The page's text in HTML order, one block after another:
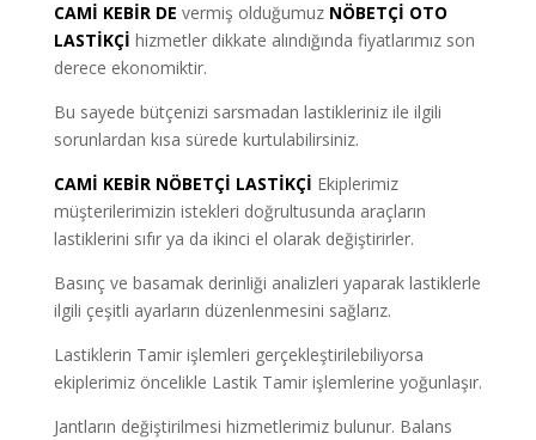
CAMİ KEBİR DE vermiş olduğumuz NÖBETÇİ OTO
LASTİKÇİ hizmetler dikkate alındığında fiyatlarımız son
derece ekonomiktir.
Bu sayede bütçenizi sarsmadan lastikleriniz ile ilgili
sorunlardan kısa sürede kurtulabilirsiniz.
CAMİ KEBİR NÖBETÇİ LASTİKÇİ Ekiplerimiz
müşterilerimizin istekleri doğrultusunda araçların
lastiklerini sıfır ya da ikinci el olarak değiştirirler.
Basınç ve basamak derinliği analizleri yaparak lastiklerle
ilgili çeşitli ayarların düzenlenmesini sağlarız.
Lastiklerin Tamir işlemleri gerçekleştirilebiliyorsa
ekiplerimiz öncelikle Lastik Tamir işlemlerine yoğunlaşır.
Jantların değiştirilmesi hizmetlerimiz bulunur. Balans